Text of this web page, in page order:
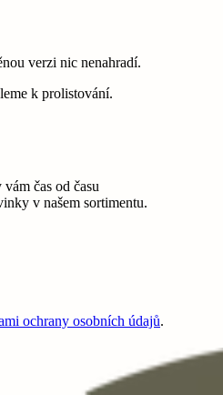
verzi nic nenahradí.
k prolistování.
čas od času
v našem sortimentu.
ochrany osobních údajů.